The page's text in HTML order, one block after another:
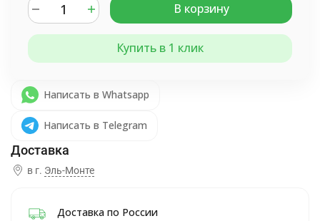
В корзину
Купить в 1 клик
Написать в Whatsapp
Написать в Telegram
в г. Эль-Монте
Доставка по России